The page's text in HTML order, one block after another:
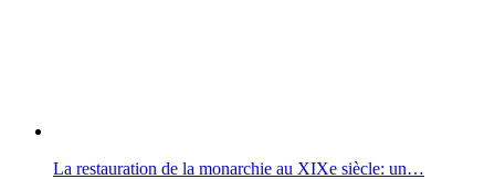
La restauration de la monarchie au XIXe siècle: un…